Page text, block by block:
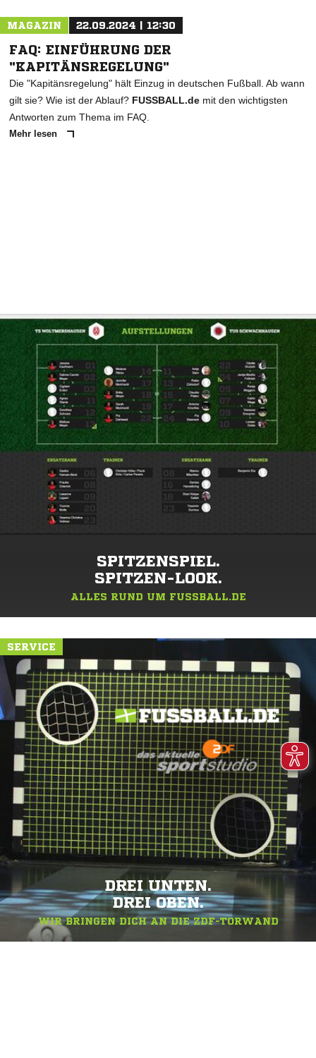
MAGAZIN 22.09.2024 | 12:30
FAQ: EINFÜHRUNG DER
"KAPITÄNSREGELUNG"
Die "Kapitänsregelung" hält Einzug in deutschen Fußball. Ab wann
gilt sie? Wie ist der Ablauf? FUSSBALL.de mit den wichtigsten
Antworten zum Thema im FAQ.
Mehr lesen
SPITZENSPIEL.
SPITZEN-LOOK.
ALLES RUND UM FUSSBALL.DE
SERVICE
DREI UNTEN.
DREI OBEN.
WIR BRINGEN DICH AN DIE ZDF-TORWAND